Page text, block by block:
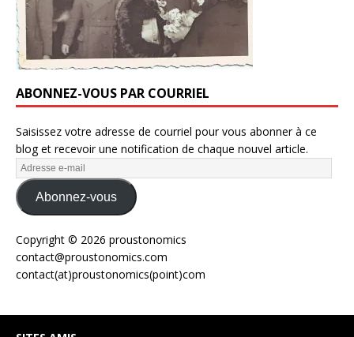
ABONNEZ-VOUS PAR COURRIEL
Saisissez votre adresse de courriel pour vous abonner à ce
blog et recevoir une notification de chaque nouvel article.
Abonnez-vous
Copyright © 2026 proustonomics
contact@proustonomics.com
contact(at)proustonomics(point)com